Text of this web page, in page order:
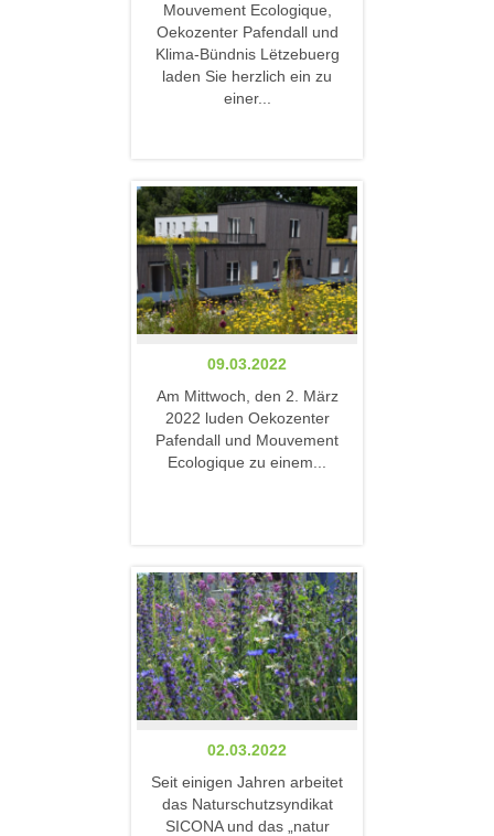
Mouvement Ecologique,
Oekozenter Pafendall und
Klima-Bündnis Lëtzebuerg
laden Sie herzlich ein zu
einer...
09.03.2022
Am Mittwoch, den 2. März
2022 luden Oekozenter
Pafendall und Mouvement
Ecologique zu einem...
02.03.2022
Seit einigen Jahren arbeitet
das Naturschutzsyndikat
SICONA und das „natur